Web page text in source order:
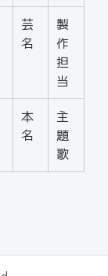
芸
名
製
作
担
当
本
名
主
題
歌